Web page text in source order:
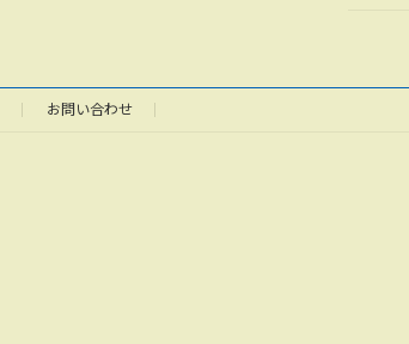
お問い合わせ